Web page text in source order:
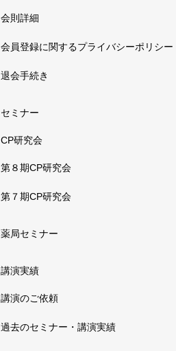
会則詳細
会員登録に関するプライバシーポリシー
退会手続き
セミナー
CP研究会
第８期CP研究会
第７期CP研究会
薬局セミナー
講演実績
講演のご依頼
過去のセミナー・講演実績